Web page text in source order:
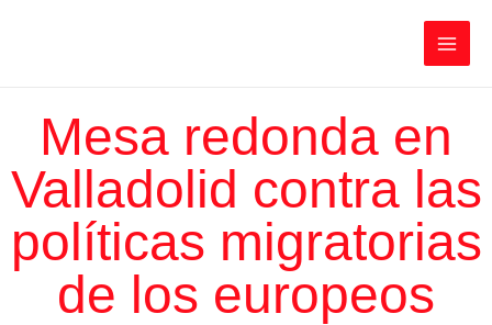
Main
Mesa redonda en
Valladolid contra las
políticas migratorias
de los europeos